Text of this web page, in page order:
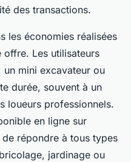
des transactions.
les économies réalisées
offre. Les utilisateurs
un mini excavateur ou
durée, souvent à un
loueurs professionnels.
en ligne sur
répondre à tous types
jardinage ou